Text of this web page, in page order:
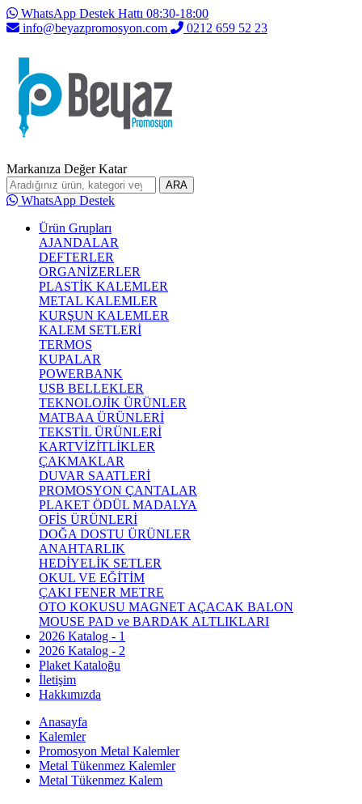
WhatsApp Destek Hattı 08:30-18:00
info@beyazpromosyon.com
0212 659 52 23
Markanıza Değer Katar
ARA
WhatsApp Destek
Ürün Grupları
AJANDALAR
DEFTERLER
ORGANİZERLER
PLASTİK KALEMLER
METAL KALEMLER
KURŞUN KALEMLER
KALEM SETLERİ
TERMOS
KUPALAR
POWERBANK
USB BELLEKLER
TEKNOLOJİK ÜRÜNLER
MATBAA ÜRÜNLERİ
TEKSTİL ÜRÜNLERİ
KARTVİZİTLİKLER
ÇAKMAKLAR
DUVAR SAATLERİ
PROMOSYON ÇANTALAR
PLAKET ÖDÜL MADALYA
OFİS ÜRÜNLERİ
DOĞA DOSTU ÜRÜNLER
ANAHTARLIK
HEDİYELİK SETLER
OKUL VE EĞİTİM
ÇAKI FENER METRE
OTO KOKUSU MAGNET AÇACAK BALON
MOUSE PAD ve BARDAK ALTLIKLARI
2026 Katalog - 1
2026 Katalog - 2
Plaket Kataloğu
İletişim
Hakkımızda
Anasayfa
Kalemler
Promosyon Metal Kalemler
Metal Tükenmez Kalemler
Metal Tükenmez Kalem